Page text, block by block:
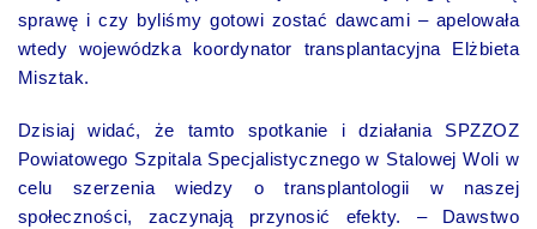
sprawę i czy byliśmy gotowi zostać dawcami – apelowała
wtedy wojewódzka koordynator transplantacyjna Elżbieta
Misztak.
Dzisiaj widać, że tamto spotkanie i działania SPZZOZ
Powiatowego Szpitala Specjalistycznego w Stalowej Woli w
celu szerzenia wiedzy o transplantologii w naszej
społeczności, zaczynają przynosić efekty. – Dawstwo